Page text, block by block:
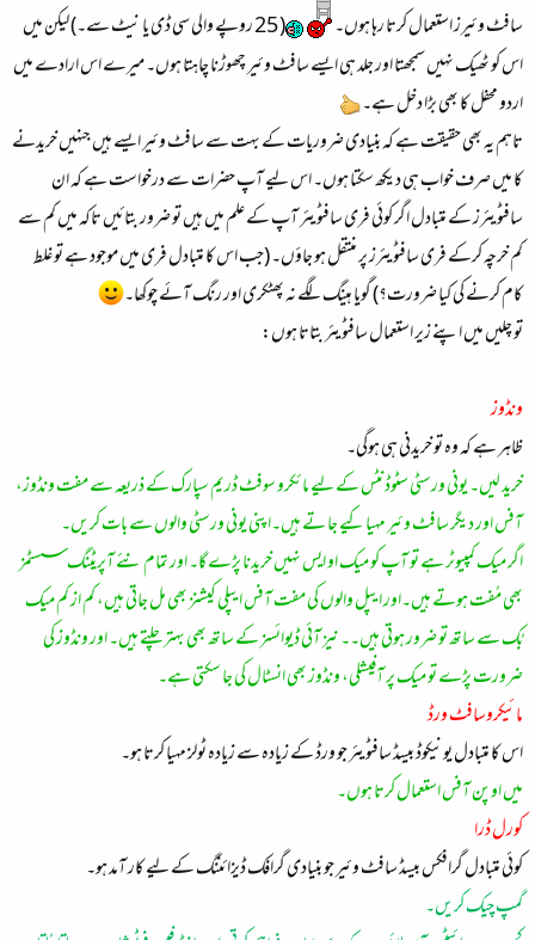
سافٹ وئیرز استعمال کرتا رہا ہوں۔
( 25 روپے والی سی ڈی یا نیٹ سے۔) لیکن میں
اس کو ٹھیک نہیں سمجھتا اور جلد ہی ایسے سافٹ وئیر چھوڑنا چاہتا ہوں۔ میرے اس ارادے میں
اردو محفل کا بھی بڑا دخل ہے۔
تاہم یہ بھی حقیقت ہے کہ بنیادی ضروریات کے بہت سے سافٹ وئیر ایسے ہیں جنہیں خریدنے
کا میں صرف خواب ہی دیکھ سکتا ہوں۔ اس لیے آپ حضرات سے درخواست ہے کہ ان
سافٹویئرز کے متبادل اگر کوئی فری سافٹویئر آپ کے علم میں ہیں تو ضرور بتائیں تاکہ میں کم سے
کم خرچہ کرکے فری سافٹویئرز پر منتقل ہو جاؤں۔ (جب اس کا متبادل فری میں موجود ہے تو غلط
کام کرنے کی کیا ضرورت؟) گویا ہینگ لگے نہ پھٹکری اور رنگ آئے چوکھا۔
تو چلیں میں اپنے زیر استعمال سافٹویئر بتاتا ہوں:
ونڈوز
ظاہر ہے کہ وہ تو خریدنی ہی ہوگی۔
خرید لیں۔ یونی ورسٹی سٹوڈنٹس کے لیے مائکرو سوفٹ ڈریم سپارک کے ذریعہ سے مفت ونڈوز،
آفس اور دیگر سافٹ وئیر مہیا کیے جا تے ہیں۔اپنی یونی ورسٹی والوں سے بات کریں۔
اگر میک کمپیوٹر ہے تو آپ کو میک او ایس نہیں خریدنا پڑے گا۔ اور تمام نئے آپریٹنگ سسٹمز
بھی مُفت ہوتے ہیں۔اور ایپل والوں کی مفت آفس ایپلی کیشنز بھی مل جاتی ہیں، کم از کم میک
بُک سے ساتھ تو ضرور ہوتی ہیں۔۔ نیز آئی ڈیوائسز کے ساتھ بھی بہتر چلتے ہیں۔ اور ونڈوز کی
ضرورت پڑے تو میک پر آفیشلی، ونڈوز بھی انسٹال کی جا سکتی ہے۔
مائیکروسافٹ ورڈ
اس کا متبادل یونیکوڈ بیسڈ سافٹویئر جو ورڈ کے زیادہ سے زیادہ ٹولز مہیا کرتا ہو۔
میں اوپن آفس استعمال کرتا ہوں۔
کورل ڈرا
کوئی متبادل گرافکس بیسڈ سافٹ وئیر جو بنیادی گرافک ڈیزائننگ کے لیے کار آمد ہو۔
گمپ چیک کریں۔